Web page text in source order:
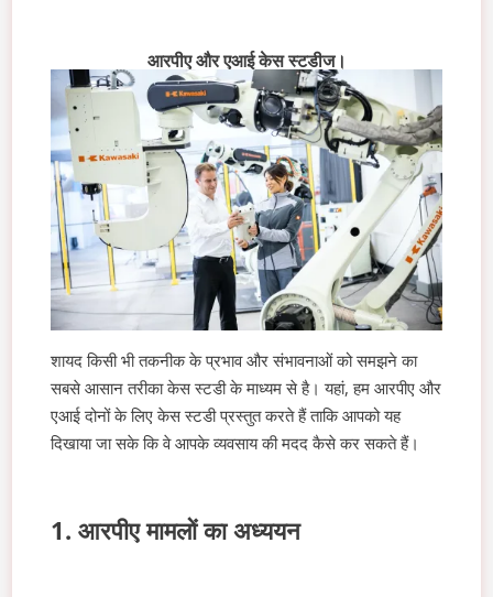
आरपीए और एआई केस स्टडीज।
शायद किसी भी तकनीक के प्रभाव और संभावनाओं को समझने का
सबसे आसान तरीका केस स्टडी के माध्यम से है। यहां, हम आरपीए और
एआई दोनों के लिए केस स्टडी प्रस्तुत करते हैं ताकि आपको यह
दिखाया जा सके कि वे आपके व्यवसाय की मदद कैसे कर सकते हैं।
1. आरपीए मामलों का अध्ययन